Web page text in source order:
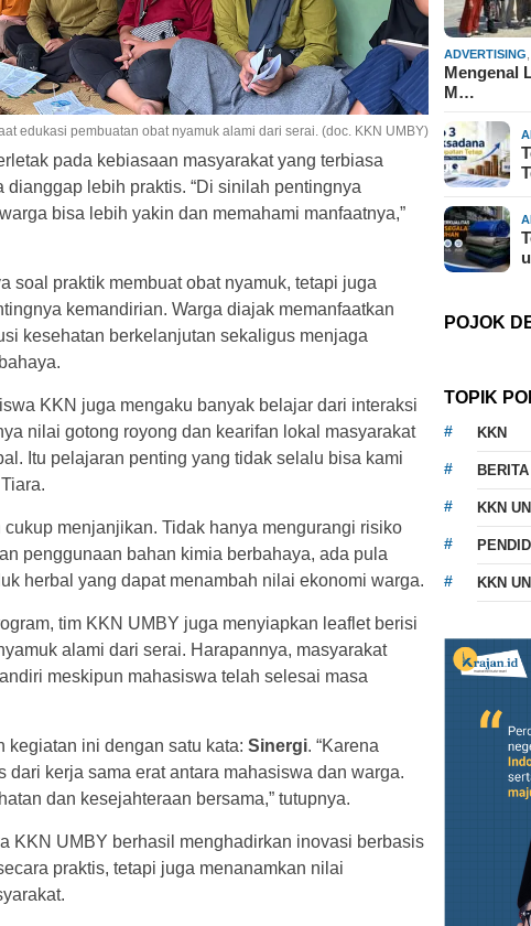
edukasi pembuatan obat nyamuk alami dari serai. (doc. KKN UMBY)
pada kebiasaan masyarakat yang terbiasa
lebih praktis. “Di sinilah pentingnya
bisa lebih yakin dan memahami manfaatnya,”
soal praktik membuat obat nyamuk, tetapi juga
kemandirian. Warga diajak memanfaatkan
kesehatan berkelanjutan sekaligus menjaga
KKN juga mengaku banyak belajar dari interaksi
nilai gotong royong dan kearifan lokal masyarakat
Itu pelajaran penting yang tidak selalu bisa kami
menjanjikan. Tidak hanya mengurangi risiko
penggunaan bahan kimia berbahaya, ada pula
herbal yang dapat menambah nilai ekonomi warga.
tim KKN UMBY juga menyiapkan leaflet berisi
alami dari serai. Harapannya, masyarakat
meskipun mahasiswa telah selesai masa
kegiatan ini dengan satu kata: Sinergi. “Karena
dari kerja sama erat antara mahasiswa dan warga.
dan kesejahteraan bersama,” tutupnya.
KKN UMBY berhasil menghadirkan inovasi berbasis
praktis, tetapi juga menanamkan nilai
ADVERTISING
Mengenal
M…
POJOK
TOPIK
KKN
KKN
KKN